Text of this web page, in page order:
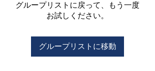
グループリストに戻って、もう一度
お試しください。
グループリストに移動